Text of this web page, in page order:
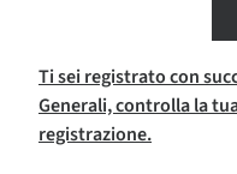
Ti sei registrato con
Generali, controlla la
registrazione.